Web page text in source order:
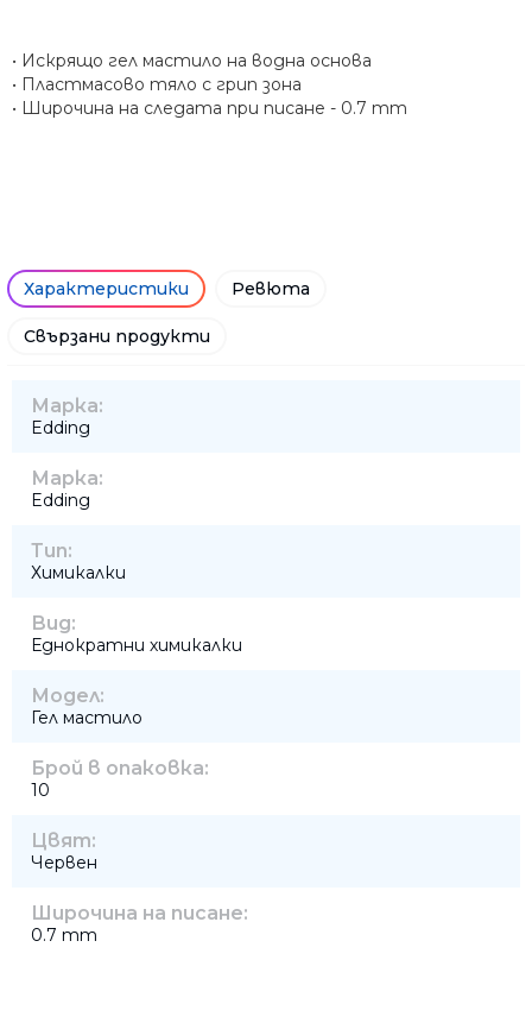
• Искрящо гел мастило на водна основа
• Пластмасово тяло с грип зона
• Широчина на следата при писане - 0.7 mm
Характеристики Ревюта
Свързани продукти
Марка:
Edding
Марка:
Edding
Тип:
Химикалки
Вид:
Еднократни химикалки
Модел:
Гел мастило
Брой в опаковка:
10
Цвят:
Червен
Широчина на писане:
0.7 mm